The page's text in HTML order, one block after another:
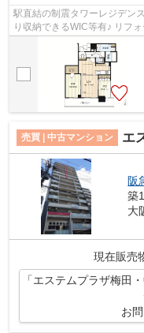
駅直結の制震タワーレジデン
り収納できるWIC等有♪ リフ
覧希望随時受付中！お気軽に
売買 | 中古マンション エステ
阪
築
大
現在販売
「エステムプラザ梅
お